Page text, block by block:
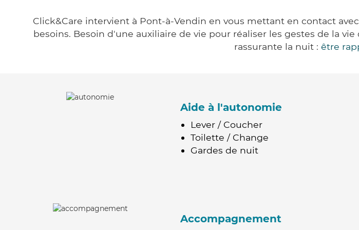
Click&Care intervient à Pont-à-Vendin en vous mettant en contact
besoins. Besoin d'une auxiliaire de vie pour réaliser les gestes de la
rassurante la nuit : être
Aide à l'autonomie
Lever / Coucher
Toilette / Change
Gardes de nuit
Accompagnement